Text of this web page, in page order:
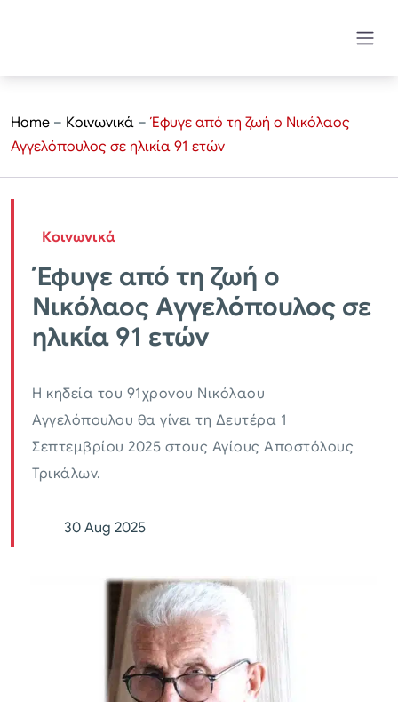
Home – Κοινωνικά – Έφυγε από τη ζωή ο Νικόλαος
Αγγελόπουλος σε ηλικία 91 ετών
Κοινωνικά
Έφυγε από τη ζωή ο
Νικόλαος Αγγελόπουλος σε
ηλικία 91 ετών
Η κηδεία του 91χρονου Νικόλαου
Αγγελόπουλου θα γίνει τη Δευτέρα 1
Σεπτεμβρίου 2025 στους Αγίους Αποστόλους
Τρικάλων.
30 Aug 2025